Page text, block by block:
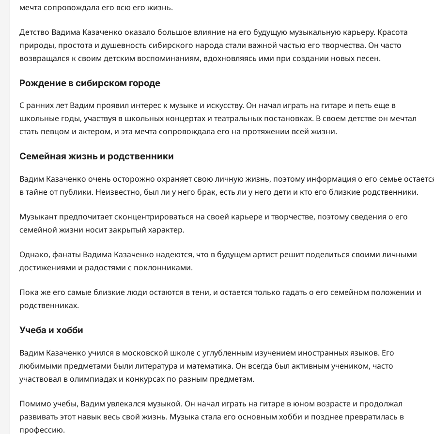
мечта сопровождала его всю его жизнь.
Детство Вадима Казаченко оказало большое влияние на его будущую музыкальную карьеру. Красота
природы, простота и душевность сибирского народа стали важной частью его творчества. Он часто
возвращался к своим детским воспоминаниям, вдохновляясь ими при создании новых песен.
Рождение в сибирском городе
С ранних лет Вадим проявил интерес к музыке и искусству. Он начал играть на гитаре и петь еще в
школьные годы, участвуя в школьных концертах и театральных постановках. В своем детстве он мечтал
стать певцом и актером, и эта мечта сопровождала его на протяжении всей жизни.
Семейная жизнь и родственники
Вадим Казаченко очень осторожно охраняет свою личную жизнь, поэтому информация о его семье
в тайне от публики. Неизвестно, был ли у него брак, есть ли у него дети и кто его близкие родственники.
Музыкант предпочитает сконцентрироваться на своей карьере и творчестве, поэтому сведения о его
семейной жизни носит закрытый характер.
Однако, фанаты Вадима Казаченко надеются, что в будущем артист решит поделиться своими личными
достижениями и радостями с поклонниками.
Пока же его самые близкие люди остаются в тени, и остается только гадать о его семейном положении и
родственниках.
Учеба и хобби
Вадим Казаченко учился в московской школе с углубленным изучением иностранных языков. Его
любимыми предметами были литература и математика. Он всегда был активным учеником, часто
участвовал в олимпиадах и конкурсах по разным предметам.
Помимо учебы, Вадим увлекался музыкой. Он начал играть на гитаре в юном возрасте и продолжал
развивать этот навык весь свой жизнь. Музыка стала его основным хобби и позднее превратилась в
профессию.